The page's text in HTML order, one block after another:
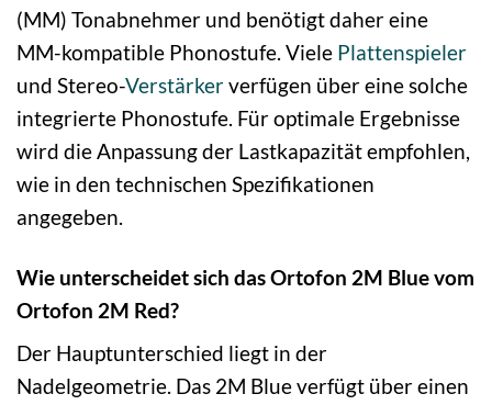
(MM) Tonabnehmer und benötigt daher eine
MM-kompatible Phonostufe. Viele Plattenspieler
und Stereo-Verstärkerverfügen über eine solche
integrierte Phonostufe. Für optimale Ergebnisse
wird die Anpassung der Lastkapazität empfohlen,
wie in den technischen Spezifikationen
angegeben.
Wie unterscheidet sich das Ortofon 2M Blue vom
Ortofon 2M Red?
Der Hauptunterschied liegt in der
Nadelgeometrie. Das 2M Blue verfügt über einen